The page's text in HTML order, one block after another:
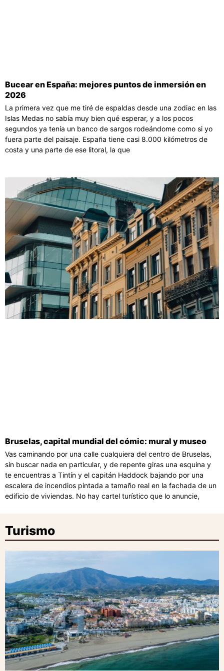
Bucear en España: mejores puntos de inmersión en
2026
La primera vez que me tiré de espaldas desde una zodiac en las
Islas Medas no sabía muy bien qué esperar, y a los pocos
segundos ya tenía un banco de sargos rodeándome como si yo
fuera parte del paisaje. España tiene casi 8.000 kilómetros de
costa y una parte de ese litoral, la que
Bruselas, capital mundial del cómic: mural y museo
Vas caminando por una calle cualquiera del centro de Bruselas,
sin buscar nada en particular, y de repente giras una esquina y
te encuentras a Tintín y el capitán Haddock bajando por una
escalera de incendios pintada a tamaño real en la fachada de un
edificio de viviendas. No hay cartel turístico que lo anuncie,
Turismo